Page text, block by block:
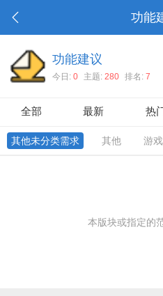
功能
功能建议
今日: 0 主题: 280 排名: 7
全部 最新 热
其他未分类需求 其他 游
本版块或指定的